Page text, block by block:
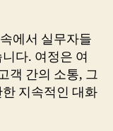
에서 실무자들
다. 여정은 여
객 간의 소통, 그
지속적인 대화